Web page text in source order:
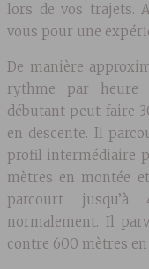
lors de vos trajets.
vous pour une
De manière
rythme par heure
débutant peut faire
en descente. Il
profil intermédiaire
mètres en montée
parcourt
normalement. Il
contre 600 mètres en